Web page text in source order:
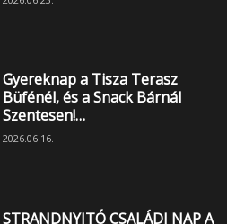
Gyereknap a Tisza Terasz
Büfénél, és a Snack Bárnál
Szentesen!…
2026.06.16.
STRANDNYITÓ CSALÁDI NAP A